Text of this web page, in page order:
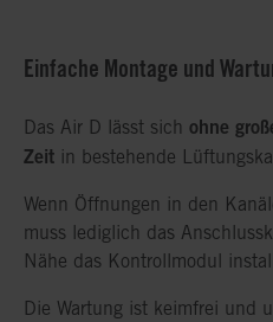
Einfache Montage und
Das Air D lässt sich ohne
Zeit in bestehende
Wenn Öffnungen in den
muss lediglich das
Nähe das Kontrollmodul
Die Wartung ist keimfrei und